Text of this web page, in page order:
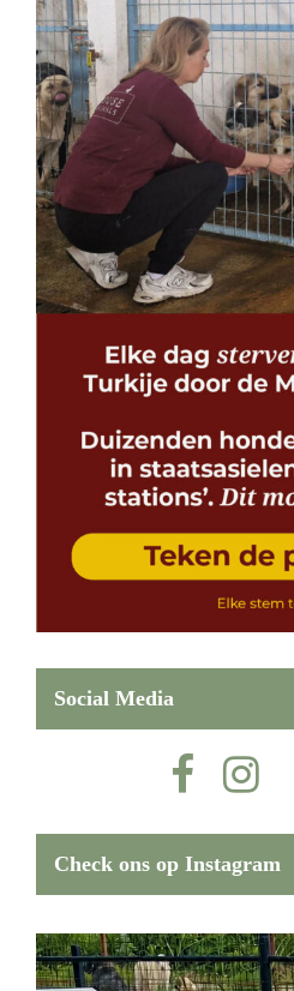
Social Media
Check ons op Instagram